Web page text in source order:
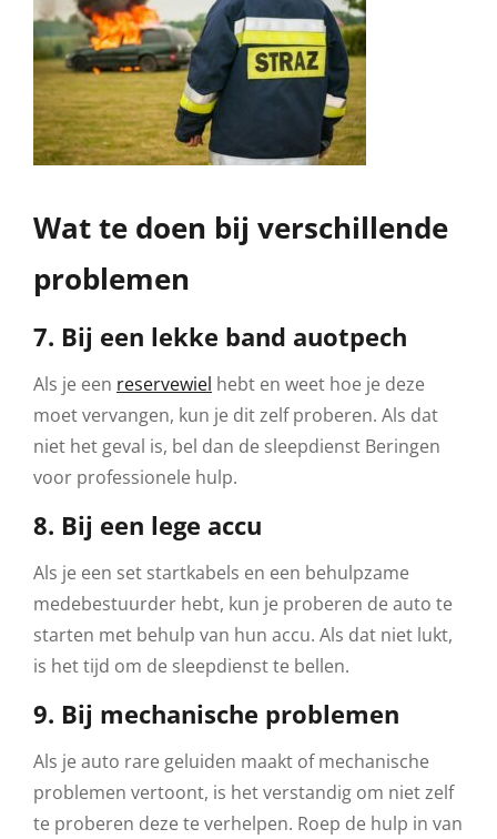
Wat te doen bij verschillende
problemen
7. Bij een lekke band auotpech
Als je een reservewiel hebt en weet hoe je deze
moet vervangen, kun je dit zelf proberen. Als dat
niet het geval is, bel dan de sleepdienst Beringen
voor professionele hulp.
8. Bij een lege accu
Als je een set startkabels en een behulpzame
medebestuurder hebt, kun je proberen de auto te
starten met behulp van hun accu. Als dat niet lukt,
is het tijd om de sleepdienst te bellen.
9. Bij mechanische problemen
Als je auto rare geluiden maakt of mechanische
problemen vertoont, is het verstandig om niet zelf
te proberen deze te verhelpen. Roep de hulp in van